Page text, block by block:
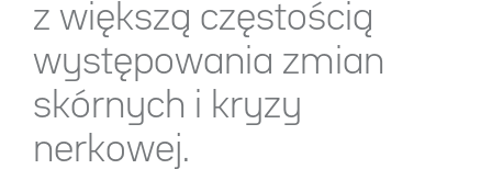
z większą częstością
występowania zmian
skórnych i kryzy
nerkowej.